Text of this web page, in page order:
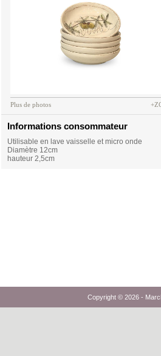
Plus de photos
Informations consommateur
Utilisable en lave vaisselle et micro onde
Diamètre 12cm
hauteur 2,5cm
Copyright © 2026 -